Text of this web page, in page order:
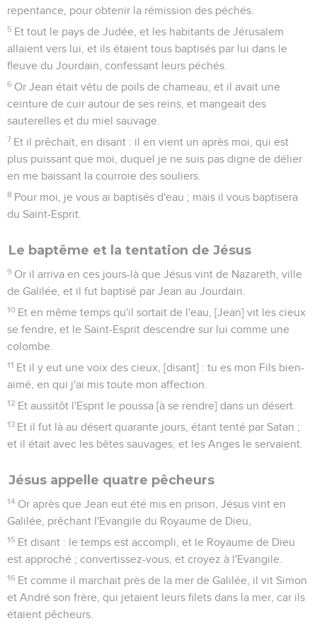
repentance, pour obtenir la rémission des péchés.
5 Et tout le pays de Judée, et les habitants de Jérusalem
allaient vers lui, et ils étaient tous baptisés par lui dans le
fleuve du Jourdain, confessant leurs péchés.
6 Or Jean était vêtu de poils de chameau, et il avait une
ceinture de cuir autour de ses reins, et mangeait des
sauterelles et du miel sauvage.
7 Et il prêchait, en disant : il en vient un après moi, qui est
plus puissant que moi, duquel je ne suis pas digne de délier
en me baissant la courroie des souliers.
8 Pour moi, je vous ai baptisés d'eau ; mais il vous baptisera
du Saint-Esprit.
Le baptême et la tentation de Jésus
9 Or il arriva en ces jours-là que Jésus vint de Nazareth, ville
de Galilée, et il fut baptisé par Jean au Jourdain.
10 Et en même temps qu'il sortait de l'eau, [Jean] vit les cieux
se fendre, et le Saint-Esprit descendre sur lui comme une
colombe.
11 Et il y eut une voix des cieux, [disant] : tu es mon Fils bien-
aimé, en qui j'ai mis toute mon affection.
12 Et aussitôt l'Esprit le poussa [à se rendre] dans un désert.
13 Et il fut là au désert quarante jours, étant tenté par Satan ;
et il était avec les bêtes sauvages, et les Anges le servaient.
Jésus appelle quatre pêcheurs
14 Or après que Jean eut été mis en prison, Jésus vint en
Galilée, prêchant l'Evangile du Royaume de Dieu,
15 Et disant : le temps est accompli, et le Royaume de Dieu
est approché ; convertissez-vous, et croyez à l'Evangile.
16 Et comme il marchait près de la mer de Galilée, il vit Simon
et André son frère, qui jetaient leurs filets dans la mer, car ils
étaient pêcheurs.